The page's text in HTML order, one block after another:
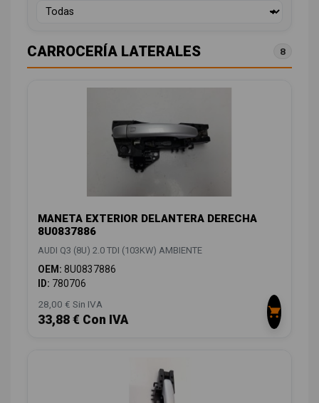
CARROCERÍA LATERALES 8
MANETA EXTERIOR DELANTERA DERECHA
8U0837886
AUDI Q3 (8U) 2.0 TDI (103KW) AMBIENTE
OEM: 8U0837886
ID: 780706
28,00 € Sin IVA
33,88 € Con IVA